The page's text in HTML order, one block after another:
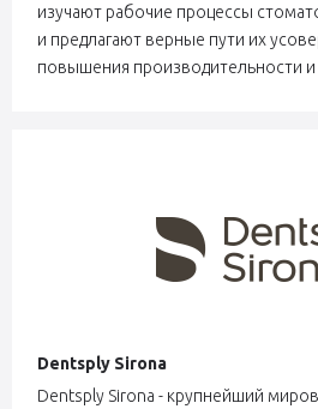
изучают рабочие процессы
и предлагают верные пути их
повышения производительности и
Dentsply Sirona
Dentsply Sirona - крупнейший